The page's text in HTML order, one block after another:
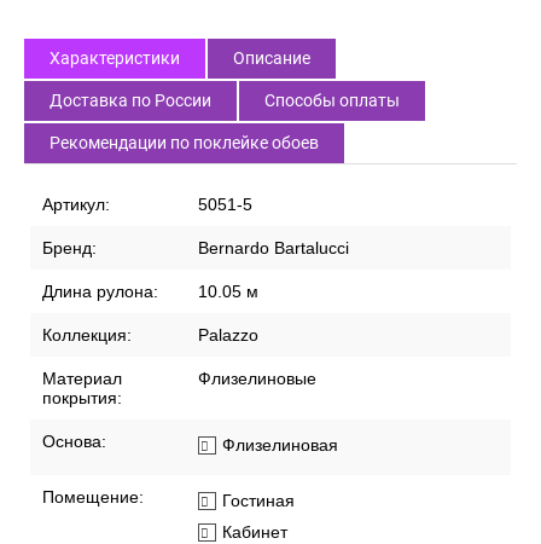
Характеристики Описание
Доставка по России Способы оплаты
Рекомендации по поклейке обоев
Артикул: 5051-5
Бренд: Bernardo Bartalucci
Длина рулона: 10.05 м
Коллекция: Palazzo
Материал
покрытия:
Флизелиновые
Основа: Флизелиновая
Помещение:
Гостиная
Кабинет